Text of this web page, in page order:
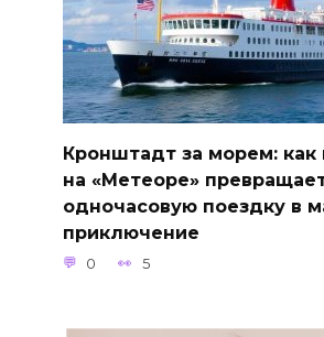
Кронштадт за морем: как
на «Метеоре»
одночасовую поездку в
приключение
0 5